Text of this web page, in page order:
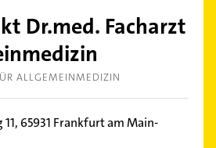
Dr.med. Facharzt
ALLGEMEINMEDIZIN
65931 Frankfurt am Main-